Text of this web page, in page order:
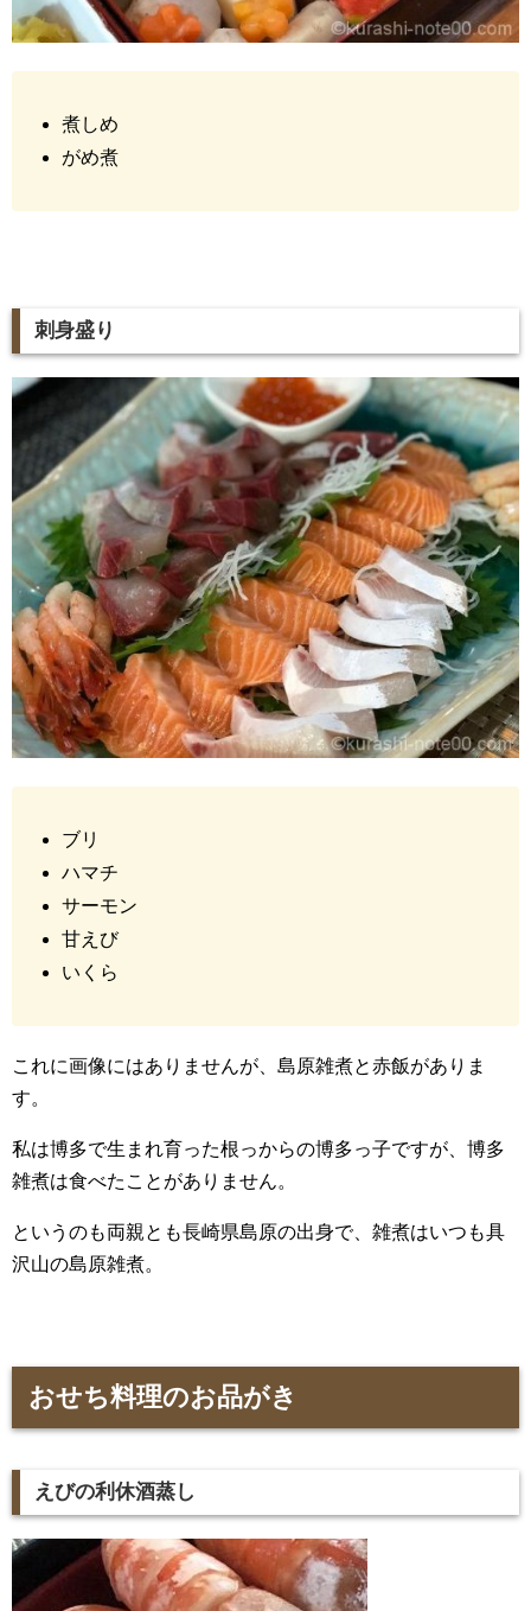
煮しめ
がめ煮
刺身盛り
ブリ
ハマチ
サーモン
甘えび
いくら
これに画像にはありませんが、島原雑煮と赤飯がありま
す。
私は博多で生まれ育った根っからの博多っ子ですが、博多
雑煮は食べたことがありません。
というのも両親とも長崎県島原の出身で、雑煮はいつも具
沢山の島原雑煮。
おせち料理のお品がき
えびの利休酒蒸し